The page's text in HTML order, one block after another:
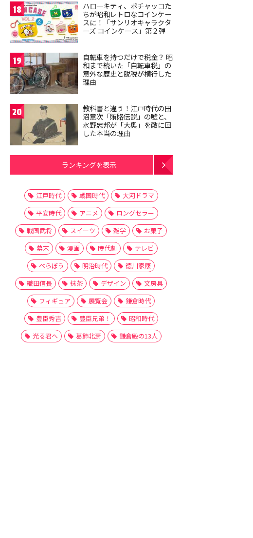
18
ハローキティ、ポチャッコた
ちが昭和レトロなコインケー
スに！「サンリオキャラクタ
ーズ コインケース」第２弾
19
自転車を持つだけで税金？ 昭
和まで続いた「自転車税」の
意外な歴史と脱税が横行した
理由
20
教科書と違う！江戸時代の田
沼意次「賄賂伝説」の嘘と、
水野忠邦が「大奥」を敵に回
した本当の理由
ランキングを表示
江戸時代 戦国時代
大河ドラマ
平安時代
アニメ
ロングセラー
戦国武将
スイーツ 雑学
お菓子
幕末
漫画 時代劇
テレビ
べらぼう
明治時代
徳川家康
織田信長
抹茶 デザイン
文房具
フィギュア
展覧会
鎌倉時代
豊臣秀吉
豊臣兄弟！
昭和時代
光る君へ
葛飾北斎 鎌倉殿の13人